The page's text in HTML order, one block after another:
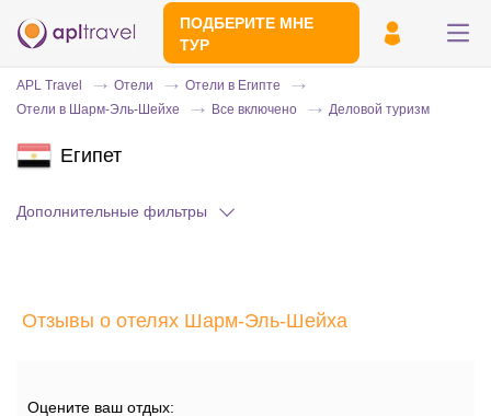
ПОДБЕРИТЕ МНЕ
ТУР
Отправьте свой номер телефона
Эксперт свяжется с вами и сделает
APL Travel Отели
Отели в Египте
Отели в Шарм-Эль-Шейхе
Все включено Деловой туризм
Египет
Дополнительные фильтры
Отзывы о отелях Шарм-Эль-Шейха
Оцените ваш отдых: